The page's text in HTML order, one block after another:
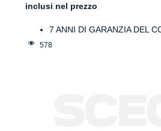
inclusi nel prezzo
7 ANNI DI GARANZIA DEL
578